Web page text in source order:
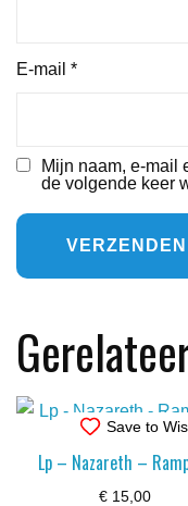
E-mail *
Mijn naam, e-mail
de volgende keer
Save to
Lp – Nazareth –
€ 15,00